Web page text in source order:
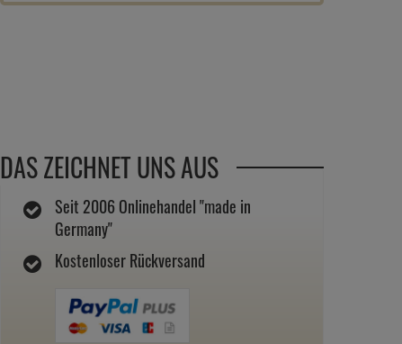
DAS ZEICHNET UNS AUS
Seit 2006 Onlinehandel "made in
Germany"
Kostenloser Rückversand